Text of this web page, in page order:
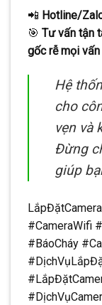
📲 Hotline/
🎯 Tư vấn tận
gốc rễ mọi
Hệ
cho
vẹn và
Đừng
giúp
#CameraWifi
#BáoCháy